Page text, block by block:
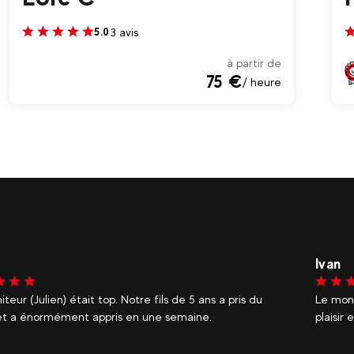
5.03 avis
à partir de
75 €/ heure
(Julien) était top. Notre fils de 5 ans a pris du
a énormément appris en une semaine.
Tom
Les
très